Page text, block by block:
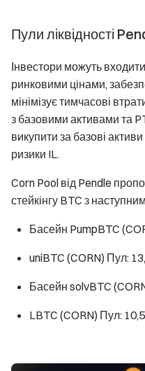
Пули ліквідності
Інвестори можуть
ринковими цінами,
мінімізує тимчасові
з базовими активами та
викупити за базові
ризики IL.
Corn Pool від Pendle
стейкінгу BTC з
Басейн PumpBTC
uniBTC (CORN) Пул:
Басейн solvBTC
LBTC (CORN) Пул: